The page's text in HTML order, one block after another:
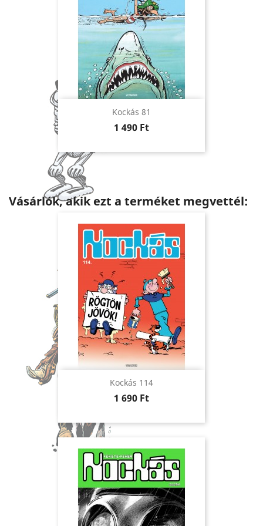
Kockás 81
Ár
1 490 Ft
Vásárlók, akik ezt a terméket megvettél:
Kockás 114
Ár
1 690 Ft